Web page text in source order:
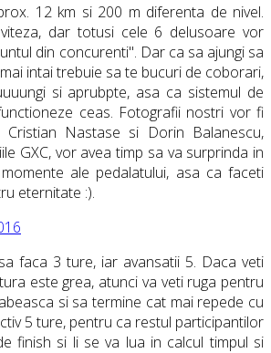
12 km si 200 m diferenta de nivel.
dar totusi cele 6 delusoare vor
din concurenti". Dar ca sa ajungi sa
intai trebuie sa te bucuri de coborari,
si aprubpte, asa ca sistemul de
ceas. Fotografii nostri vor fi
Nastase si Dorin Balanescu,
GXC, vor avea timp sa va surprinda in
ale pedalatului, asa ca faceti
eternitate :).
faca 3 ture, iar avansatii 5. Daca veti
este grea, atunci va veti ruga pentru
si sa termine cat mai repede cu
5 ture, pentru ca restul participantilor
finish si li se va lua in calcul timpul si